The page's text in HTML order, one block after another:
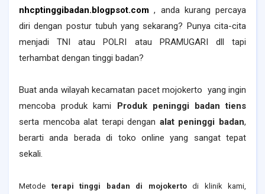
nhcptinggibadan.blogpsot.com , anda kurang percaya
diri dengan postur tubuh yang sekarang? Punya cita-cita
menjadi TNI atau POLRI atau PRAMUGARI dll tapi
terhambat dengan tinggi badan?
Buat anda wilayahkecamatan pacet mojokerto yang ingin
mencoba produk kami Produk peninggi badan tiens
serta mencoba alat terapi dengan alat peninggi badan,
berarti anda berada di toko online yang sangat tepat
sekali.
Metode terapi tinggi badan di mojokertodi klinik kami,